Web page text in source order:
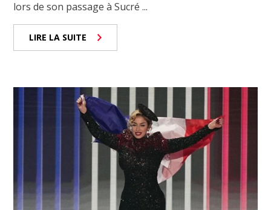
lors de son passage à Sucré ...
LIRE LA SUITE